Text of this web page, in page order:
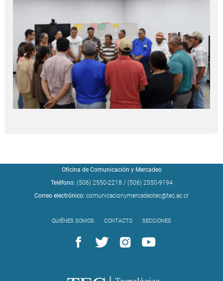
Oficina de Comunicación y Mercadeo
Teléfono: (506) 2550-2218 / (506) 2550-9194
Correo electrónico: comunicacionymercadeotec@tec.ac.cr
QUIÉNES SOMOS CONTACTO SECCIONES